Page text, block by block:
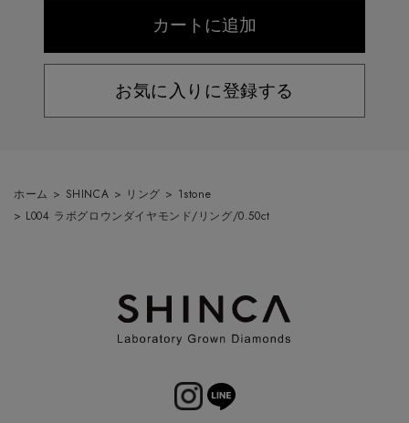
お気に入りに登録する
ホーム > SHINCA > リング > 1stone
> L004 ラボグロウンダイヤモンド/リング/0.50ct